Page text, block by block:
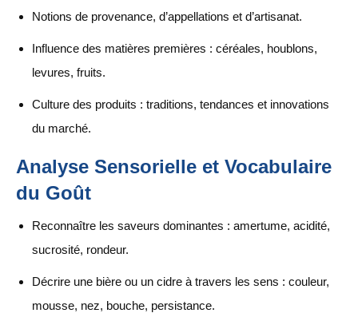
Notions de provenance, d’appellations et d’artisanat.
Influence des matières premières : céréales, houblons,
levures, fruits.
Culture des produits : traditions, tendances et innovations
du marché.
Analyse Sensorielle et Vocabulaire
du Goût
Reconnaître les saveurs dominantes : amertume, acidité,
sucrosité, rondeur.
Décrire une bière ou un cidre à travers les sens : couleur,
mousse, nez, bouche, persistance.